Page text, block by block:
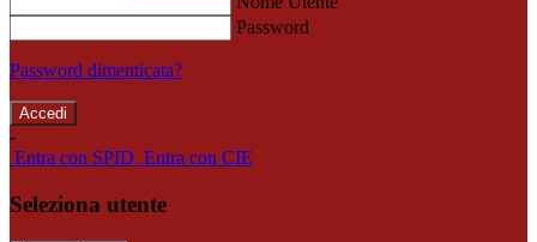
Password
Password dimenticata?
-
Entra con SPID Entra con CIE
Seleziona utente